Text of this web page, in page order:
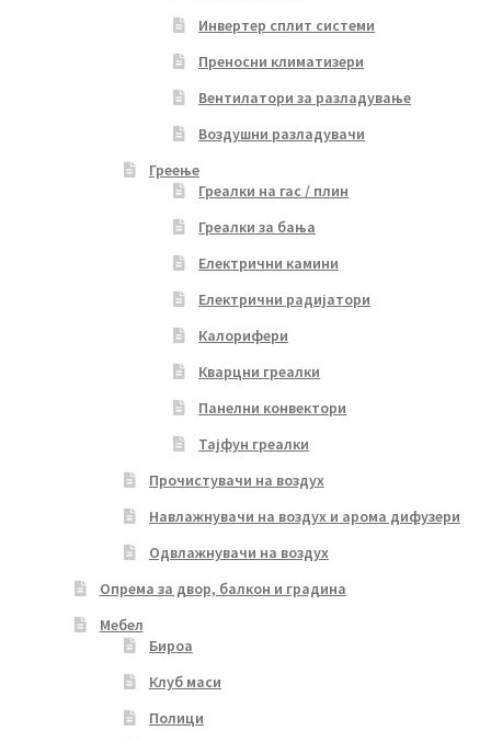
Инвертер сплит системи
Преносни климатизери
Вентилатори за разладување
Воздушни разладувачи
Греење
Греалки на гас / плин
Греалки за бања
Електрични камини
Електрични радијатори
Калорифери
Кварцни греалки
Панелни конвектори
Тајфун греалки
Прочистувачи на воздух
Навлажнувачи на воздух и арома дифузери
Одвлажнувачи на воздух
Опрема за двор, балкон и градина
Мебел
Бироа
Клуб маси
Полици